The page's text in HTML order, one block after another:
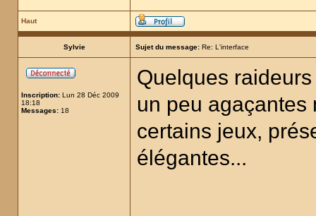
Haut
Sylvie Sujet du message: Re: L'interface
Inscription: Lun 28 Déc 2009
18:18
Messages: 18
Quelques
un peu agaçantes
certains jeux,
élégantes...